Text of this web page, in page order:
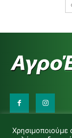
d.makas@yahoo.gr